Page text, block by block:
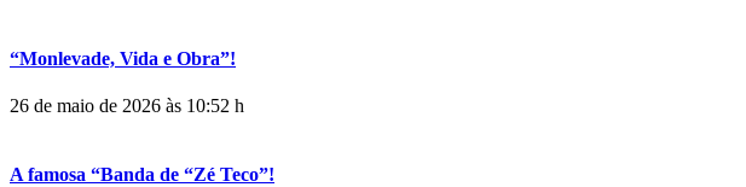
“Monlevade, Vida e Obra”!
26 de maio de 2026 às 10:52 h
A famosa “Banda de “Zé Teco”!